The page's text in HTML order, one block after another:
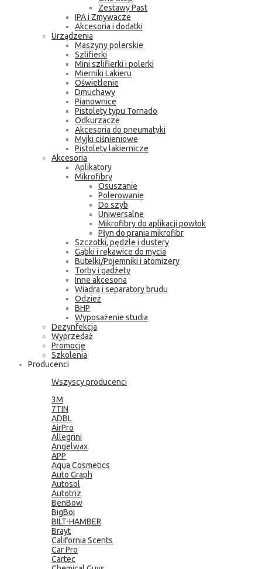
Zestawy Past
IPA i Zmywacze
Akcesoria i dodatki
Urządzenia
Maszyny polerskie
Szlifierki
Mini szlifierki i polerki
Mierniki Lakieru
Oświetlenie
Dmuchawy
Pianownice
Pistolety typu Tornado
Odkurzacze
Akcesoria do pneumatyki
Myjki ciśnieniowe
Pistolety lakiernicze
Akcesoria
Aplikatory
Mikrofibry
Osuszanie
Polerowanie
Do szyb
Uniwersalne
Mikrofibry do aplikacji powłok
Płyn do prania mikrofibr
Szczotki, pędzle i dustery
Gąbki i rękawice do mycia
Butelki/Pojemniki i atomizery
Torby i gadżety
Inne akcesoria
Wiadra i separatory brudu
Odzież
BHP
Wyposażenie studia
Dezynfekcja
Wyprzedaż
Promocje
Szkolenia
Producenci
Wszyscy producenci
3M
7TIN
ADBL
AirPro
Allegrini
Angelwax
APP
Aqua Cosmetics
Auto Graph
Autosol
Autotriz
BenBow
BigBoi
BILT-HAMBER
Brayt
California Scents
Car Pro
Cartec